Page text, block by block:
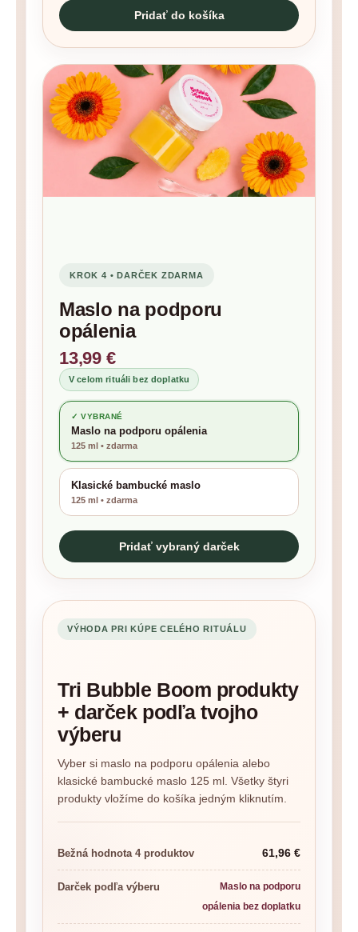
Pridať do košíka
KROK 4 • DARČEK ZDARMA
Maslo na podporu
opálenia
13,99 €
V celom rituáli bez doplatku
Maslo na podporu opálenia
125 ml • zdarma
Klasické bambucké maslo
125 ml • zdarma
Pridať vybraný darček
VÝHODA PRI KÚPE CELÉHO RITUÁLU
Tri Bubble Boom produkty
+ darček podľa tvojho
výberu
Vyber si maslo na podporu opálenia alebo
klasické bambucké maslo 125 ml. Všetky štyri
produkty vložíme do košíka jedným kliknutím.
Bežná hodnota 4 produktov 61,96 €
Darček podľa výberu
Maslo na podporu
opálenia bez doplatku